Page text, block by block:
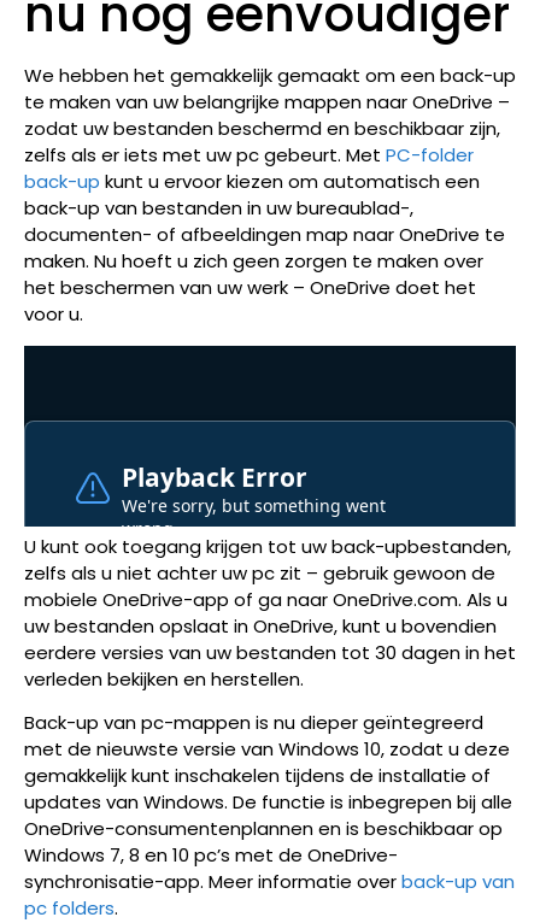
nu nog eenvoudiger
We hebben het gemakkelijk gemaakt om een back-up
te maken van uw belangrijke mappen naar OneDrive –
zodat uw bestanden beschermd en beschikbaar zijn,
zelfs als er iets met uw pc gebeurt. Met PC-folder
back-up kunt u ervoor kiezen om automatisch een
back-up van bestanden in uw bureaublad-,
documenten- of afbeeldingen map naar OneDrive te
maken. Nu hoeft u zich geen zorgen te maken over
het beschermen van uw werk – OneDrive doet het
voor u.
U kunt ook toegang krijgen tot uw back-upbestanden,
zelfs als u niet achter uw pc zit – gebruik gewoon de
mobiele OneDrive-app of ga naar OneDrive.com. Als u
uw bestanden opslaat in OneDrive, kunt u bovendien
eerdere versies van uw bestanden tot 30 dagen in het
verleden bekijken en herstellen.
Back-up van pc-mappen is nu dieper geïntegreerd
met de nieuwste versie van Windows 10, zodat u deze
gemakkelijk kunt inschakelen tijdens de installatie of
updates van Windows. De functie is inbegrepen bij alle
OneDrive-consumentenplannen en is beschikbaar op
Windows 7, 8 en 10 pc’s met de OneDrive-
synchronisatie-app. Meer informatie overback-up van
pc folders.